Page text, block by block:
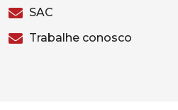
SAC
Trabalhe conosco